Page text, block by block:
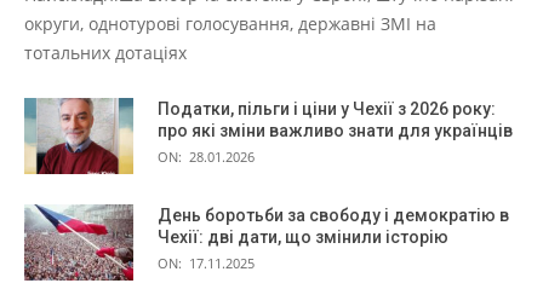
округи, однотурові голосування, державні ЗМІ на
тотальних дотаціях
Податки, пільги і ціни у Чехії з 2026 року:
про які зміни важливо знати для українців
ON: 28.01.2026
День боротьби за свободу і демократію в
Чехії: дві дати, що змінили історію
ON: 17.11.2025